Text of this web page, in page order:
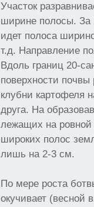
Участок
ширине полосы. За
идет полоса
т.д. Направление
Вдоль границ 20-
поверхности
клубни картофеля
друга. На
лежащих на ровной
широких полос
лишь на 2-3 см.
По мере роста
окучивает (весной